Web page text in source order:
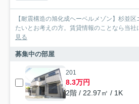
【耐震構造の旭化成ヘーベルメゾン】杉並
たいとお考えの方。賃貸情報のことなら当社
見る
募集中の部屋
201
8.3万円
2階 / 22.97㎡ / 1K